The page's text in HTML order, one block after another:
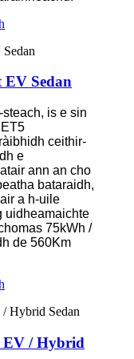
Sedan
is e sin
ceithir-
e
ann an cho
bataraidh,
a h-uile
uidheamaichte
75kWh /
de 560Km
EV / Hybrid